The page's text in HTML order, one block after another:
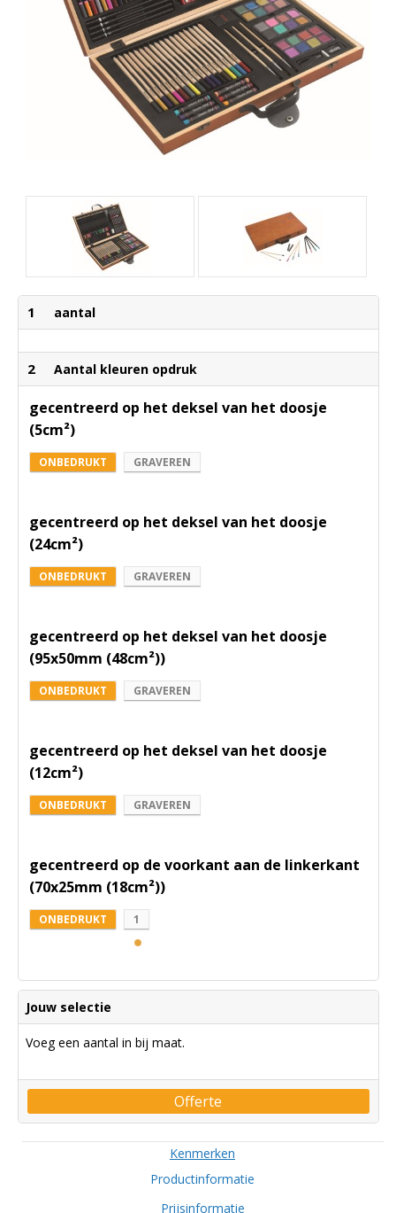
1 aantal
2 Aantal kleuren opdruk
gecentreerd op het deksel van het doosje
(5cm²)
ONBEDRUKT GRAVEREN
gecentreerd op het deksel van het doosje
(24cm²)
ONBEDRUKT GRAVEREN
gecentreerd op het deksel van het doosje
(95x50mm (48cm²))
ONBEDRUKT GRAVEREN
gecentreerd op het deksel van het doosje
(12cm²)
ONBEDRUKT GRAVEREN
gecentreerd op de voorkant aan de linkerkant
(70x25mm (18cm²))
ONBEDRUKT 1
Jouw selectie
Voeg een aantal in bij maat.
Offerte
Kenmerken
Productinformatie
Prijsinformatie